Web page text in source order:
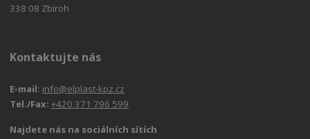
338 08 Zbiroh
Kontaktujte nás
E-mail: info@elplast-kpz.cz
Tel./Fax:+420 371 796 599
Najdete nás na sociálních sítích